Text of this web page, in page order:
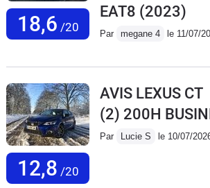
18,6 /20
EAT8 (2023)
Par megane 4 le 11/07/
12,8 /20
AVIS LEXUS CT
(2) 200H
Par Lucie S le 10/07/